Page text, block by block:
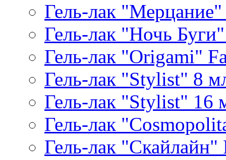
Гель-лак
Гель-лак "Ночь
Гель-лак "Origami"
Гель-лак "Stylist" 8
Гель-лак "Stylist" 16
Гель-лак
Гель-лак "Скайлайн"